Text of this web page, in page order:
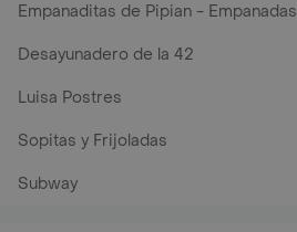
Empanaditas de Pipian - Empanadas
Desayunadero de la 42
Luisa Postres
Sopitas y Frijoladas
Subway